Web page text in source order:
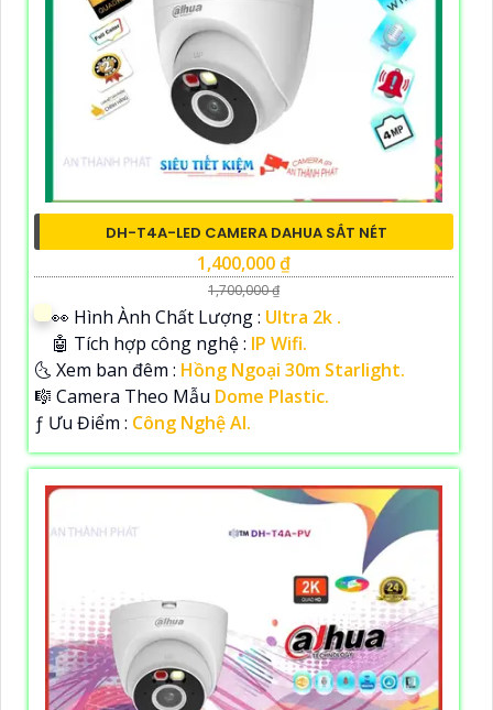
DH-T4A-LED CAMERA DAHUA SẮT NÉT
1,400,000 ₫
1,700,000 ₫
️👀 Hình Ành Chất Lượng : Ultra 2k .
🤖️ Tích hợp công nghệ : IP Wifi.
🌜 Xem ban đêm : Hồng Ngoại 30m Starlight.
🎼️ Camera Theo Mẫu Dome Plastic.
️ƒ Ưu Điểm : Công Nghệ AI.